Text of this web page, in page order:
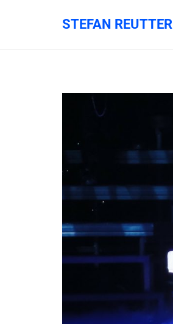
STEFAN REUTTER